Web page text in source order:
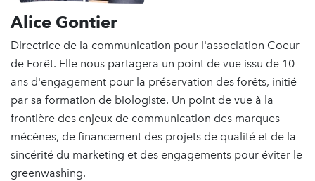
Alice Gontier
Directrice de la communication pour l'association Coeur
de Forêt. Elle nous partagera un point de vue issu de 10
ans d'engagement pour la préservation des forêts, initié
par sa formation de biologiste. Un point de vue à la
frontière des enjeux de communication des marques
mécènes, de financement des projets de qualité et de la
sincérité du marketing et des engagements pour éviter le
greenwashing.